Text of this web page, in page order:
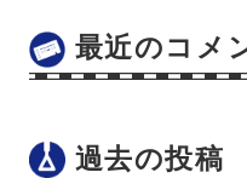
最近のコメ
過去の投稿